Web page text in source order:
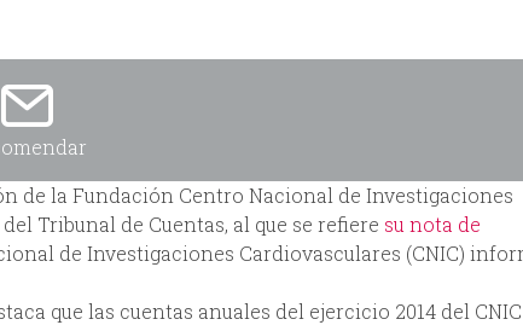
de la Fundación Centro Nacional de Investigaciones
Tribunal de Cuentas, al que se refiere su nota de
de Investigaciones Cardiovasculares (CNIC)
que las cuentas anuales del ejercicio 2014 del CNIC